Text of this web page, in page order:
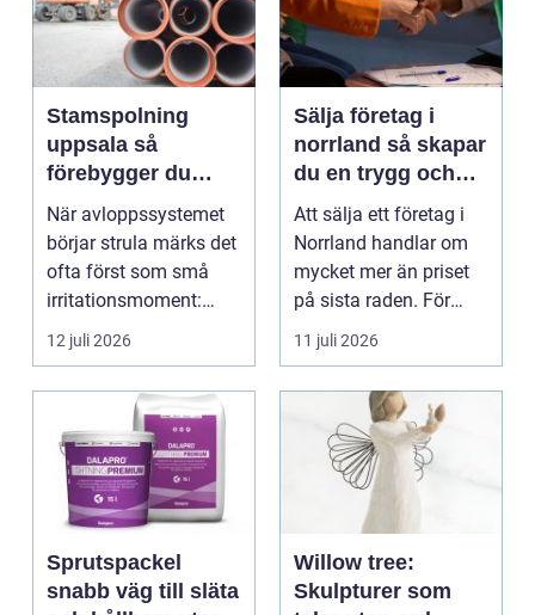
Stamspolning
uppsala så
förebygger du
stopp och
vattenskador i
fastigheten
När avloppssystemet
börjar strula märks det
ofta först som små
irritationsmoment:
långsam avrinning ...
12 juli 2026
Sälja företag i
norrland så skapar
du en trygg och
lönsam affär
Att sälja ett företag i
Norrland handlar om
mycket mer än priset
på sista raden. För
många entrepren...
11 juli 2026
Sprutspackel
snabb väg till släta
Willow tree:
Skulpturer som